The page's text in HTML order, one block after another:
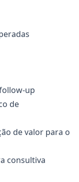
up
de
de valor para o
consultiva